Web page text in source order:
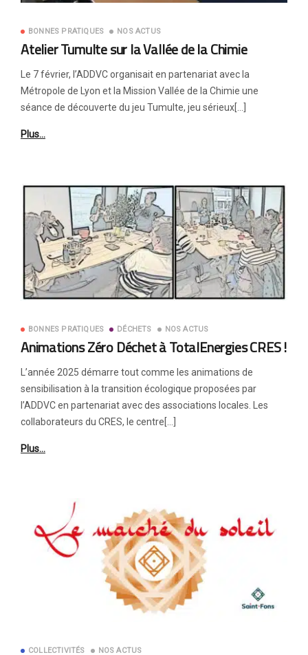
BONNES PRATIQUES NOS ACTUS
Atelier Tumulte sur la Vallée de la Chimie
Le 7 février, l’ADDVC organisait en partenariat avec la
Métropole de Lyon et la Mission Vallée de la Chimie une
séance de découverte du jeu Tumulte, jeu sérieux[…]
Plus…
BONNES PRATIQUES DÉCHETS NOS ACTUS
Animations Zéro Déchet à TotalEnergies CRES !
L’année 2025 démarre tout comme les animations de
sensibilisation à la transition écologique proposées par
l’ADDVC en partenariat avec des associations locales. Les
collaborateurs du CRES, le centre[…]
Plus…
COLLECTIVITÉS NOS ACTUS